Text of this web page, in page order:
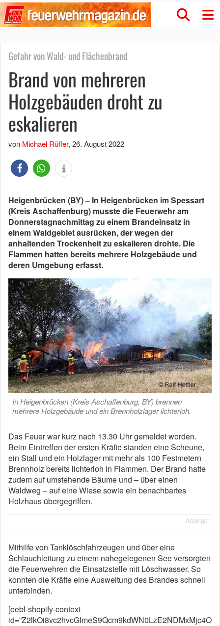
Gefahr von Wald- und Flächenbrand
Brand von mehreren
Holzgebäuden droht zu
eskalieren
von Michael Rüffer, 26. August 2022
Heigenbrücken (BY) – In Heigenbrücken im Spessart
(Kreis Aschaffenburg) musste die Feuerwehr am
Donnerstagnachmittag zu einem Brandeinsatz in
einem Waldgebiet ausrücken, der wegen der
anhaltenden Trockenheit zu eskalieren drohte. Die
Flammen hatten bereits mehrere Holzgebäude und
deren Umgebung erfasst.
In Heigenbrücken (Kreis Aschaffenburg, BY) brennen
mehrere Holzgebäude und ein Brennholzlager lichterloh.
Das Feuer war kurz nach 13.30 Uhr gemeldet worden.
Beim Eintreffen der ersten Kräfte standen eine Scheune,
ein Stall und ein Holzlager mit mehr als 100 Festmetern
Brennholz bereits lichterloh in Flammen. Der Brand hatte
zudem auf umstehende Bäume und – über einen
Waldweg – auf eine Wiese sowie ein benachbartes
Holzhaus übergegriffen.
Anzeige
Mithilfe von Tanklöschfahrzeugen und über eine
Schlauchleitung zu einem nahegelegenen See versorgten
die Feuerwehren die Einsatzstelle mit Löschwasser. So
konnten die Kräfte eine Ausweitung des Brandes schnell
unterbinden.
[eebl-shopify-context
id=”Z2lkOi8vc2hvcGlmeS9Qcm9kdWN0LzE2NDMxMjc4O